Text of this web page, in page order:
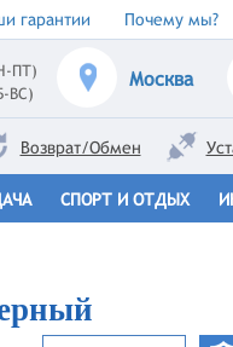
гарантии Почему мы?
ПТ)
ВС)
Москва
Возврат/Обмен
СПОРТ И ОТДЫХ